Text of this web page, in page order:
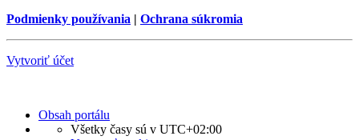
Podmienky používania | Ochrana súkromia
Vytvoriť účet
Obsah portálu
Všetky časy sú v UTC+02:00